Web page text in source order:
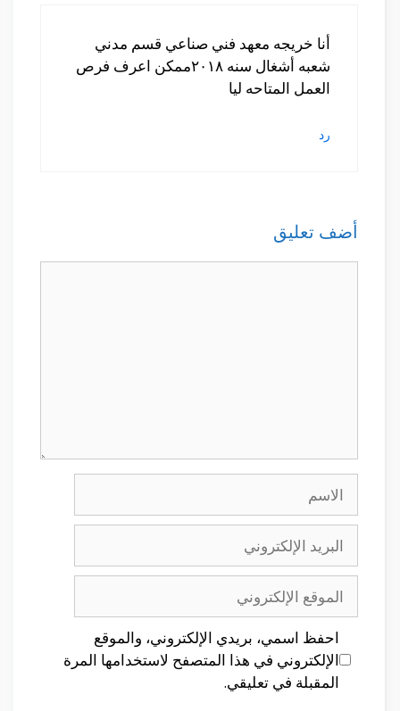
أنا خريجه معهد فني صناعي قسم مدني
شعبه أشغال سنه ٢٠١٨ممكن اعرف فرص
العمل المتاحه ليا
رد
أضف تعليق
الاسم
البريد
الإلكتروني
الموقع
الإلكتروني
احفظ اسمي، بريدي الإلكتروني، والموقع
الإلكتروني في هذا المتصفح لاستخدامها المرة
المقبلة في تعليقي.